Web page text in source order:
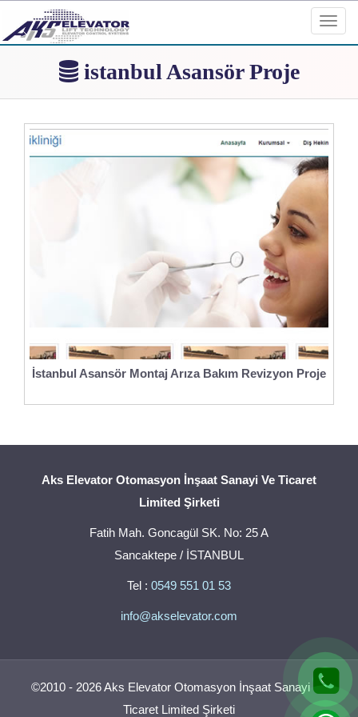
istanbul Asansör Proje
İstanbul Asansör Montaj Arıza Bakım Revizyon Proje
Aks Elevator Otomasyon İnşaat Sanayi Ve Ticaret
Limited Şirketi
Fatih Mah. Goncagül SK. No: 25 A
Sancaktepe / İSTANBUL
Tel : 0549 551 01 53
info@akselevator.com
©2010 - 2026 Aks Elevator Otomasyon İnşaat Sanayi Ve
Ticaret Limited Şirketi